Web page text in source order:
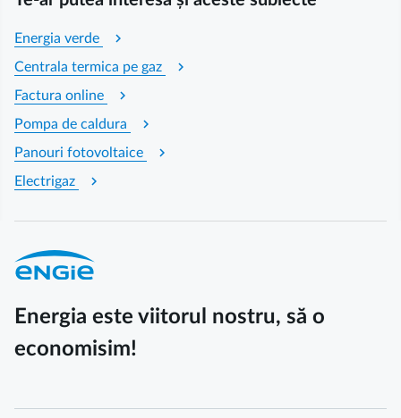
Energia verde chevron_right
Centrala termica pe gaz chevron_right
Factura online chevron_right
Pompa de caldura chevron_right
Panouri fotovoltaice chevron_right
Electrigaz chevron_right
Energia este viitorul nostru, să o
economisim!